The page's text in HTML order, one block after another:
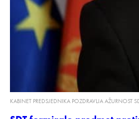
KABINET PREDSJEDNIKA POZDRAVLJA AŽURNOST